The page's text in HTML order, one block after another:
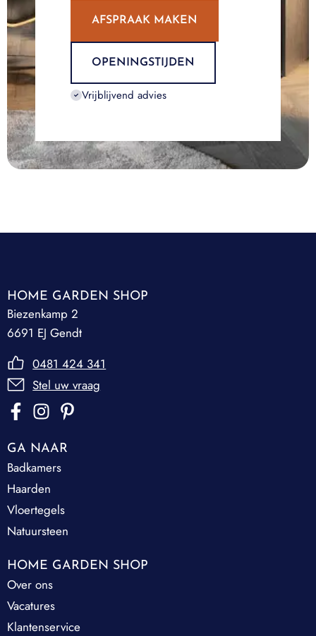
AFSPRAAK MAKEN
OPENINGSTIJDEN
Vrijblijvend advies
HOME GARDEN SHOP
Biezenkamp 2
6691 EJ Gendt
0481 424 341
Stel uw vraag
GA NAAR
Badkamers
Haarden
Vloertegels
Natuursteen
HOME GARDEN SHOP
Over ons
Vacatures
Klantenservice